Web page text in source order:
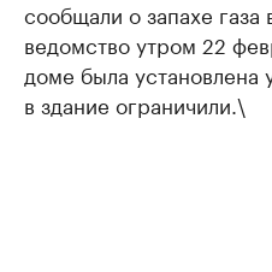
сообщали о запахе
ведомство утром 22
доме была установлена
в здание ограничили.\